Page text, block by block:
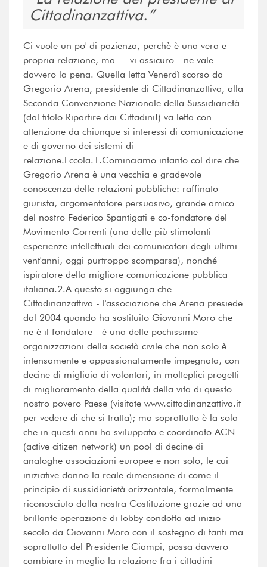
Cittadinanzattiva.
Ci vuole un po' di pazienza, perchè è una vera e
propria relazione, ma - vi assicuro - ne vale
davvero la pena. Quella letta Venerdì scorso da
Gregorio Arena, presidente di Cittadinanzattiva, alla
Seconda Convenzione Nazionale della Sussidiarietà
(dal titolo Ripartire dai Cittadini!) va letta con
attenzione da chiunque si interessi di comunicazione
e di governo dei sistemi di
relazione.Eccola.1.Cominciamo intanto col dire che
Gregorio Arena è una vecchia e gradevole
conoscenza delle relazioni pubbliche: raffinato
giurista, argomentatore persuasivo, grande amico
del nostro Federico Spantigati e co-fondatore del
Movimento Correnti (una delle più stimolanti
esperienze intellettuali dei comunicatori degli ultimi
vent'anni, oggi purtroppo scomparsa), nonché
ispiratore della migliore comunicazione pubblica
italiana.2.A questo si aggiunga che
Cittadinanzattiva - l'associazione che Arena presiede
dal 2004 quando ha sostituito Giovanni Moro che
ne è il fondatore - è una delle pochissime
organizzazioni della società civile che non solo è
intensamente e appassionatamente impegnata, con
decine di migliaia di volontari, in molteplici progetti
di miglioramento della qualità della vita di questo
nostro povero Paese (visitate www.cittadinanzattiva.it
per vedere di che si tratta); ma soprattutto è la sola
che in questi anni ha sviluppato e coordinato ACN
(active citizen network) un pool di decine di
analoghe associazioni europee e non solo, le cui
iniziative danno la reale dimensione di come il
principio di sussidiarietà orizzontale, formalmente
riconosciuto dalla nostra Costituzione grazie ad una
brillante operazione di lobby condotta ad inizio
secolo da Giovanni Moro con il sostegno di tanti ma
soprattutto del Presidente Ciampi, possa davvero
cambiare in meglio la relazione fra i cittadini